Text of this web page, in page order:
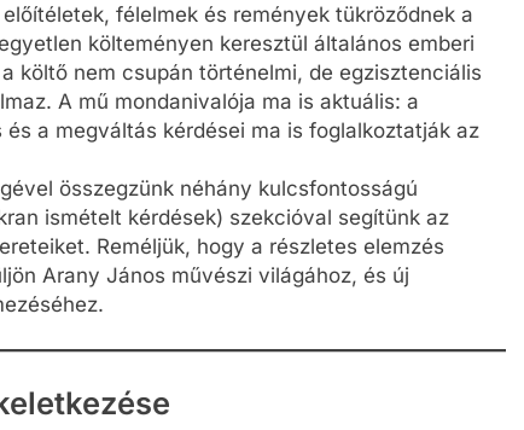
félelmek és remények tükröződnek a
költeményen keresztül általános emberi
költő nem csupán történelmi, de egzisztenciális
A mű mondanivalója ma is aktuális: a
a megváltás kérdései ma is foglalkoztatják az
összegzünk néhány kulcsfontosságú
ismételt kérdések) szekcióval segítünk az
Reméljük, hogy a részletes elemzés
Arany János művészi világához, és új